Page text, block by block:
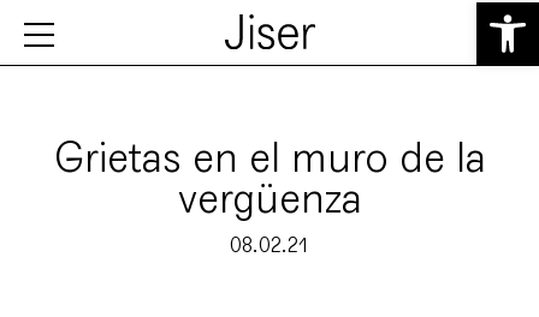
Abrir
Grietas en el muro de la
vergüenza
08.02.21